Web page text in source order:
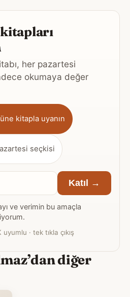
her pazartesi
okumaya değer
kitapla uyanın
seçkisi
Katıl →
ve verimin bu amaçla
· tek tıkla çıkış
diğer